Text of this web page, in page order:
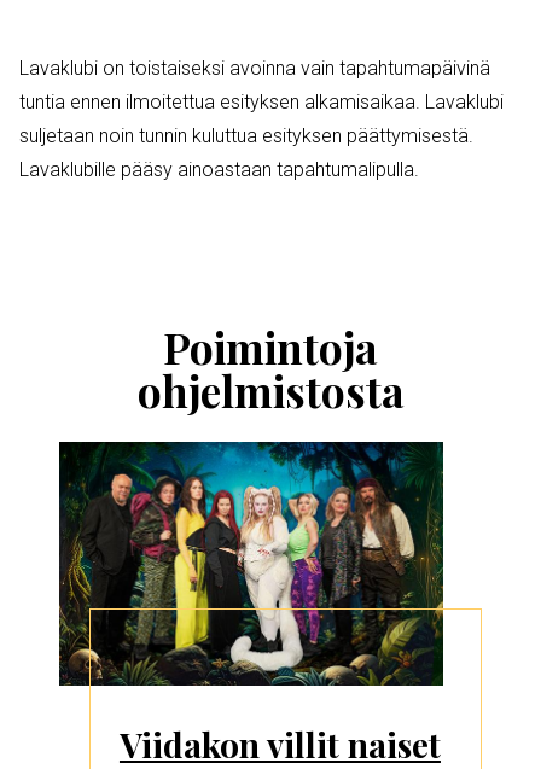
Lavaklubi on toistaiseksi avoinna vain tapahtumapäivinä
tuntia ennen ilmoitettua esityksen alkamisaikaa. Lavaklubi
suljetaan noin tunnin kuluttua esityksen päättymisestä.
Lavaklubille pääsy ainoastaan tapahtumalipulla.
Poimintoja
ohjelmistosta
Viidakon villit naiset